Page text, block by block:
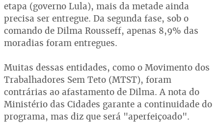
etapa (governo Lula), mais da metade ainda
precisa ser entregue. Da segunda fase, sob o
comando de Dilma Rousseff, apenas 8,9% das
moradias foram entregues.
Muitas dessas entidades, como o Movimento dos
Trabalhadores Sem Teto (MTST), foram
contrárias ao afastamento de Dilma. A nota do
Ministério das Cidades garante a continuidade do
programa, mas diz que será "aperfeiçoado".